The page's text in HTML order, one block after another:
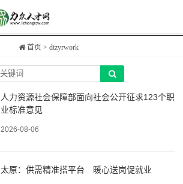
首页 > dtzyrwork
人力资源社会保障部面向社会公开征求123个职
业标准意见
2026-08-06
太原：供需精准搭平台 暖心送岗促就业